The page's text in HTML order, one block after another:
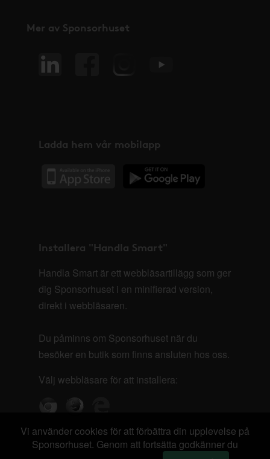
Mer av Sponsorhuset
Ladda hem vår mobilapp
Installera "Handla Smart"
Handla Smart är ett webbläsartillägg som ger
dig Sponsorhuset i en minifierad version,
direkt i webbläsaren.
Du påminns om Sponsorhuset när du
besöker en butik som finns ansluten hos oss.
Välj webbläsare för att installera:
Vi använder cookies för att förbättra din upplevelse på
Sponsorhuset. Genom att fortsätta godkänner du